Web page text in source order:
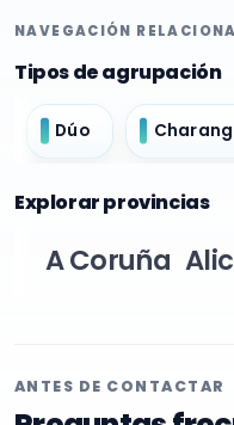
NAVEGACIÓN
Tipos de agrupación
Dúo
Explorar provincias
A Coruña
ANTES DE CONTACTAR